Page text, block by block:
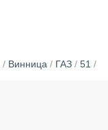
/ Винница / ГАЗ/ 51 /